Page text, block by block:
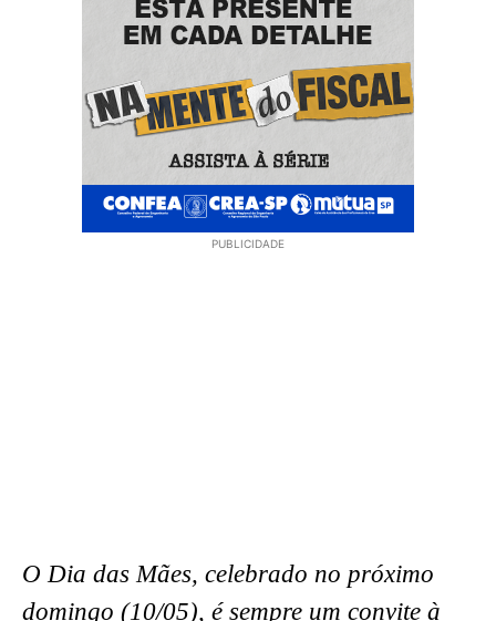
PUBLICIDADE
O Dia das Mães, celebrado no próximo
domingo (10/05), é sempre um convite à